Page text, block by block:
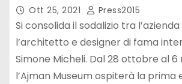
Ott 25, 2021 Press2015
Si consolida il sodalizio tra
l’architetto e designer di fama
Simone Micheli. Dal 28 ottobre al 6
l’Ajman Museum ospiterà la prima